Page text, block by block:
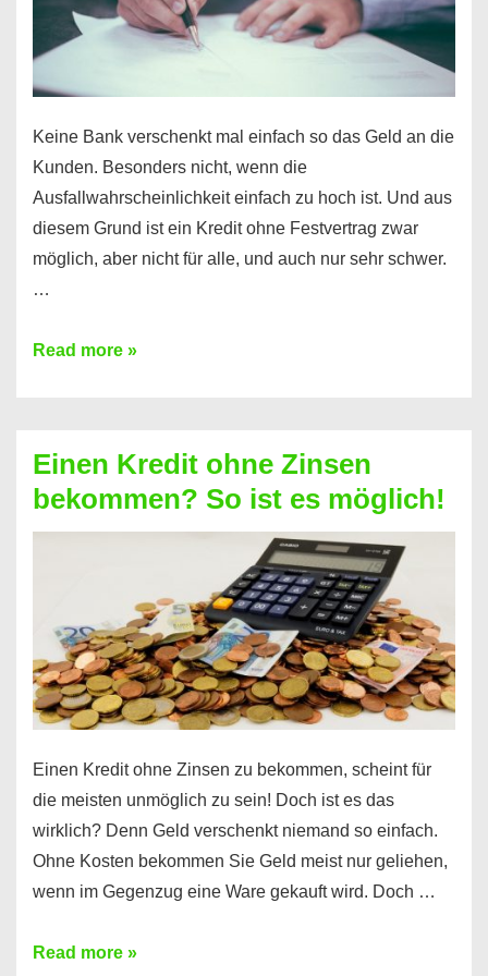
möglich!
Keine Bank verschenkt mal einfach so das Geld an die
Kunden. Besonders nicht, wenn die
Ausfallwahrscheinlichkeit einfach zu hoch ist. Und aus
diesem Grund ist ein Kredit ohne Festvertrag zwar
möglich, aber nicht für alle, und auch nur sehr schwer.
…
Ist
Festvertrag
für
jeden
erfahren
Sie
es
Read more »
Einen Kredit ohne Zinsen
bekommen? So ist es möglich!
Einen Kredit ohne Zinsen zu bekommen, scheint für
die meisten unmöglich zu sein! Doch ist es das
wirklich? Denn Geld verschenkt niemand so einfach.
Ohne Kosten bekommen Sie Geld meist nur geliehen,
wenn im Gegenzug eine Ware gekauft wird. Doch …
Einen
Read more »